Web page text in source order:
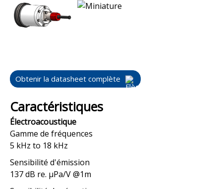
Obtenir la datasheet complète
Caractéristiques
Électroacoustique
Gamme de fréquences
5 kHz to 18 kHz
Sensibilité d'émission
137 dB re. μPa/V @1m